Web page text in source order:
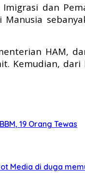
dan
HAM,
Kemudian, dari
19 Orang Tewas
di duga